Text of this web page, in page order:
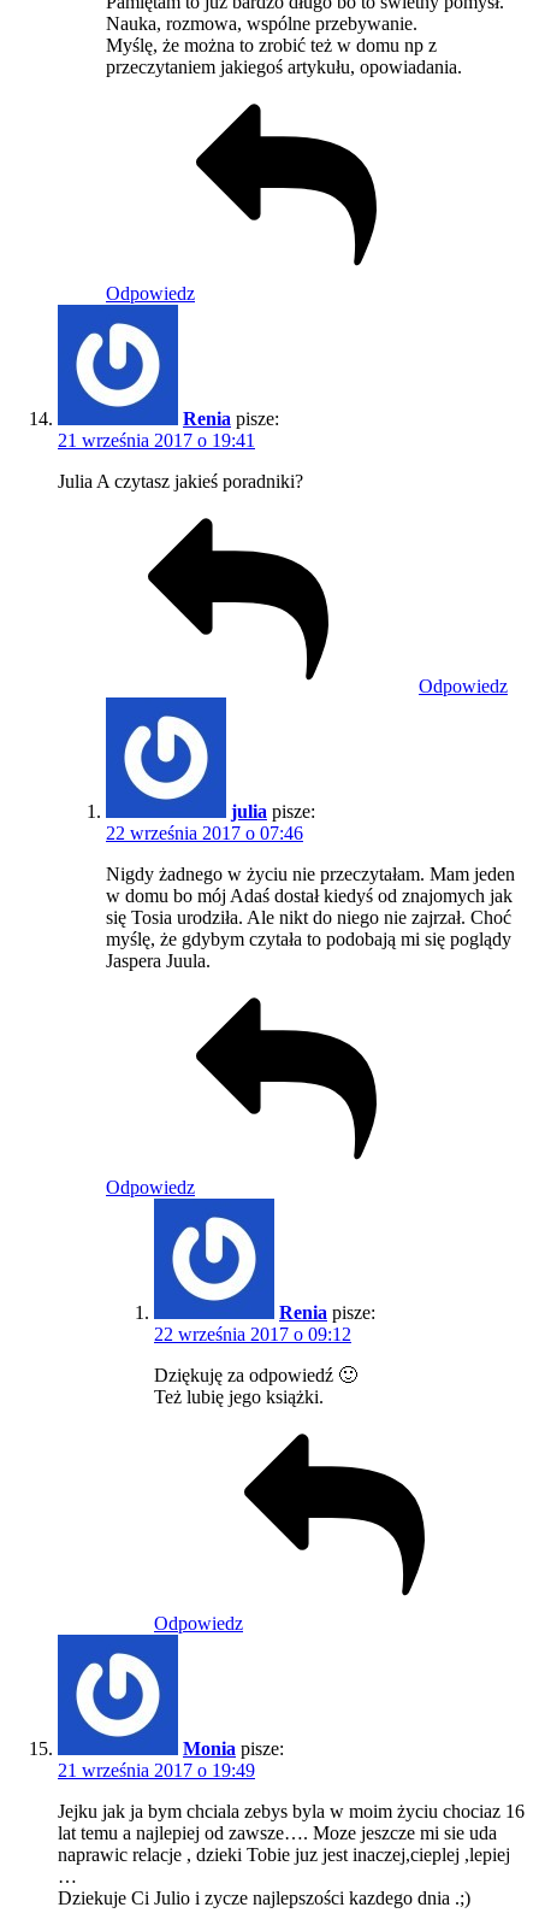
Nauka, rozmowa, wspólne przebywanie.
Myślę, że można to zrobić też w domu np z
przeczytaniem jakiegoś artykułu, opowiadania.
Odpowiedz
Renia pisze:
21 września 2017 o 19:41
Julia A czytasz jakieś poradniki?
Odpowiedz
julia pisze:
22 września 2017 o 07:46
Nigdy żadnego w życiu nie przeczytałam. Mam jeden
w domu bo mój Adaś dostał kiedyś od znajomych jak
się Tosia urodziła. Ale nikt do niego nie zajrzał. Choć
myślę, że gdybym czytała to podobają mi się poglądy
Jaspera Juula.
Odpowiedz
Renia pisze:
22 września 2017 o 09:12
Dziękuję za odpowiedź 🙂
Też lubię jego książki.
Odpowiedz
Monia pisze:
21 września 2017 o 19:49
Jejku jak ja bym chciala zebys byla w moim życiu chociaz 16
lat temu a najlepiej od zawsze…. Moze jeszcze mi sie uda
naprawic relacje , dzieki Tobie juz jest inaczej,cieplej ,lepiej
…
Dziekuje Ci Julio i zycze najlepszości kazdego dnia .;)